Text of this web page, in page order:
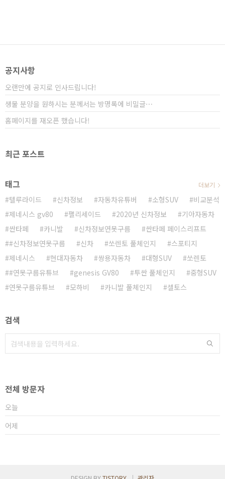
수 있습니다. 이번 공개된 렉스턴 G4는 후륜(FR) 기반
경쟁력을 살펴보겠습니다. 굿바이! 모하비와 함께 사골
이라고 별..
공지사항
오랜만에 공지로 인사드립니다!
생물 분양을 원하시는 분께서는 방명록에 비밀글⋯
홈페이지를 재오픈 했습니다!
최근 포스트
태그
텔루라이드 신차정보 자동차유튜버 소형SUV
비교분석
제네시스 gv80
팰리세이드 2020년 신차정보
기아자동차
싼타페
카니발 신차정보연못구름
싼타페 페이스리프트
#신차정보연못구름
신차 쏘렌토 풀체인지
스포티지
제네시스
현대자동차 쌍용자동차 대형SUV
쏘렌토
#연못구름유튜브
genesis GV80 투싼 풀체인지
중형SUV
연못구름유튜브
모하비 카니발 풀체인지 셀토스
더보기
검색
전체 방문자
오늘
어제